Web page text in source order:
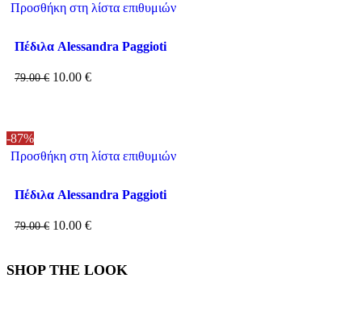
Προσθήκη στη λίστα επιθυμιών
Πέδιλα Alessandra Paggioti
79.00€ 10.00 €
-87%
Προσθήκη στη λίστα επιθυμιών
Πέδιλα Alessandra Paggioti
79.00€ 10.00 €
SHOP THE LOOK